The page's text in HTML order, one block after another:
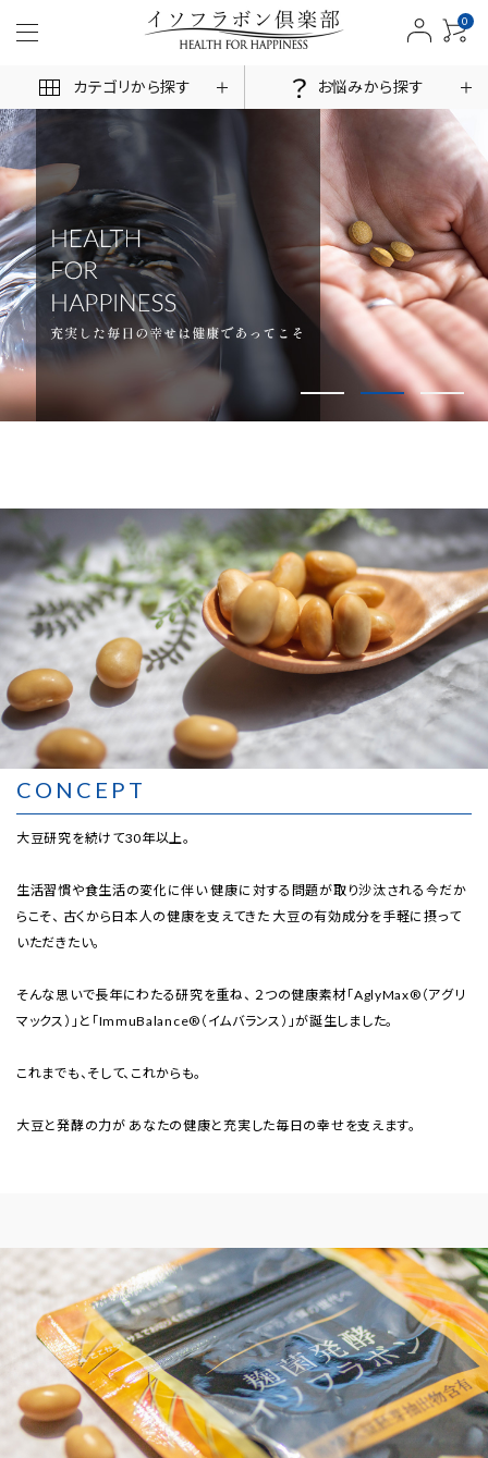
0
カテゴリから探す お悩みから探す
ACCOUNT MENU
ログイン 新規会員登録
商品一覧
お悩みから探す
ご利用規約
プライバシーポリシー
特定商取引法表示
お問い合わせ
CONCEPT
大豆研究を続けて30年以上。
生活習慣や食生活の変化に伴い 健康に対する問題が取り沙汰される今だか
らこそ、 古くから日本人の健康を支えてきた 大豆の有効成分を手軽に摂って
いただきたい。
そんな思いで長年にわたる研究を重ね、 ２つの健康素材「AglyMax®（アグリ
マックス）」と「ImmuBalance®（イムバランス）」が誕生しました。
これまでも、そして、これからも。
大豆と発酵の力が あなたの健康と充実した毎日の幸せを支えます。